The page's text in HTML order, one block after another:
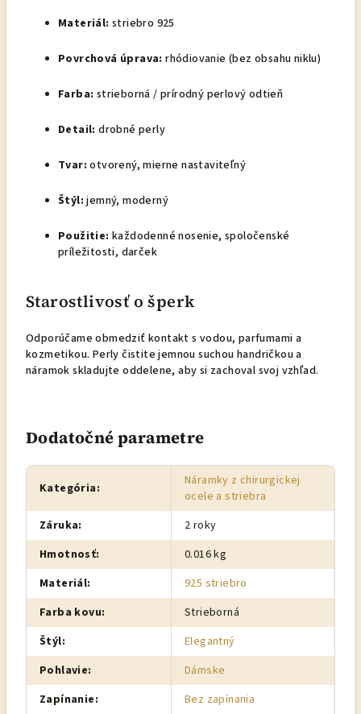
Materiál: striebro 925
Povrchová úprava: rhódiovanie (bez obsahu niklu)
Farba: strieborná / prírodný perlový odtieň
Detail: drobné perly
Tvar: otvorený, mierne nastaviteľný
Štýl:jemný, moderný
Použitie: každodenné nosenie, spoločenské
príležitosti, darček
Starostlivosť o šperk
Odporúčame obmedziť kontakt s vodou, parfumami a
kozmetikou. Perly čistite jemnou suchou handričkou a
náramok skladujte oddelene, aby si zachoval svoj vzhľad.
Dodatočné parametre
Kategória:
Náramky z chirurgickej
ocele a striebra
Záruka:
2 roky
Hmotnosť:
0.016 kg
Materiál:
925 striebro
Farba kovu:
Strieborná
Štýl:
Elegantný
Pohlavie:
Dámske
Zapínanie:
Bez zapínania